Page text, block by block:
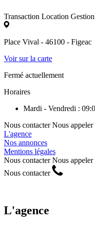
Transaction Location
Place Vival - 46100 - Figeac
Voir sur la carte
Fermé actuellement
Horaires
Mardi - Vendredi :
Nous contacter Nous appeler
L'agence
Nos annonces
Mentions légales
Nous contacter Nous appeler
Nous contacter
L'agence